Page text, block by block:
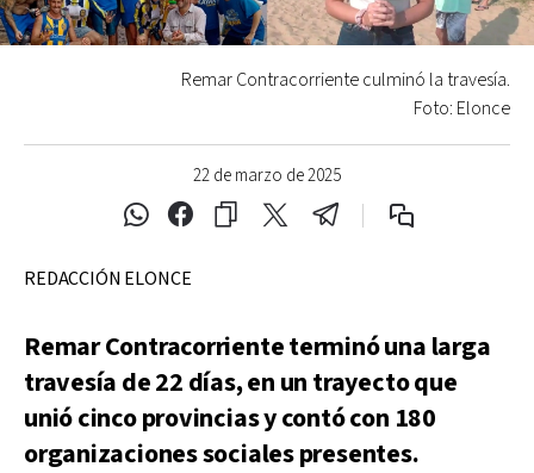
22 de marzo de 2025
Remar Contracorriente culminó la travesía.
Foto: Elonce
REDACCIÓN ELONCE
Remar Contracorriente terminó una larga
travesía de 22 días, en un trayecto que
unió cinco provincias y contó con 180
organizaciones sociales presentes.